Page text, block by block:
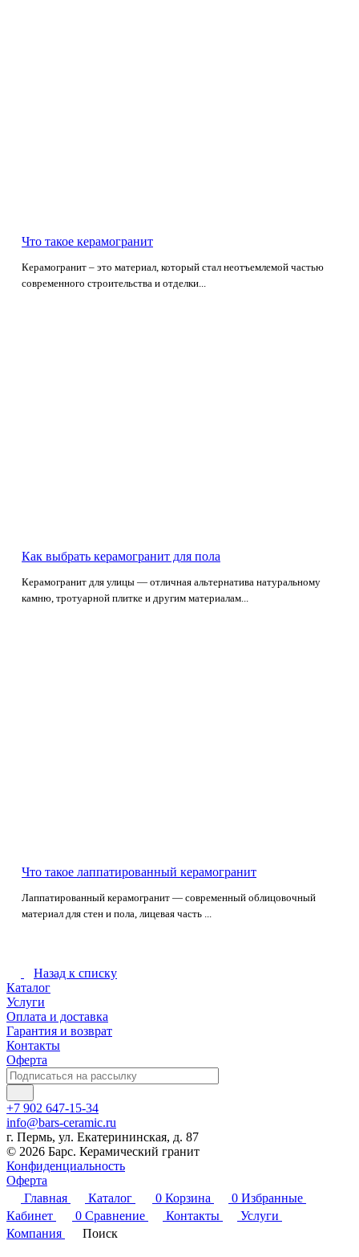
Что такое керамогранит
Керамогранит – это материал, который стал неотъемлемой частью
современного строительства и отделки...
Как выбрать керамогранит для пола
Керамогранит для улицы — отличная альтернатива натуральному
камню, тротуарной плитке и другим материалам...
Что такое лаппатированный керамогранит
Лаппатированный керамогранит — современный облицовочный
материал для стен и пола, лицевая часть ...
Назад к списку
Каталог
Услуги
Оплата и доставка
Гарантия и возврат
Контакты
Оферта
+7 902 647-15-34
info@bars-ceramic.ru
г. Пермь, ул. Екатерининская, д. 87
© 2026 Барс. Керамический гранит
Конфиденциальность
Оферта
Главная
Каталог 0 Корзина 0 Избранные
Кабинет
0 Сравнение Контакты
Услуги
Компания
Поиск